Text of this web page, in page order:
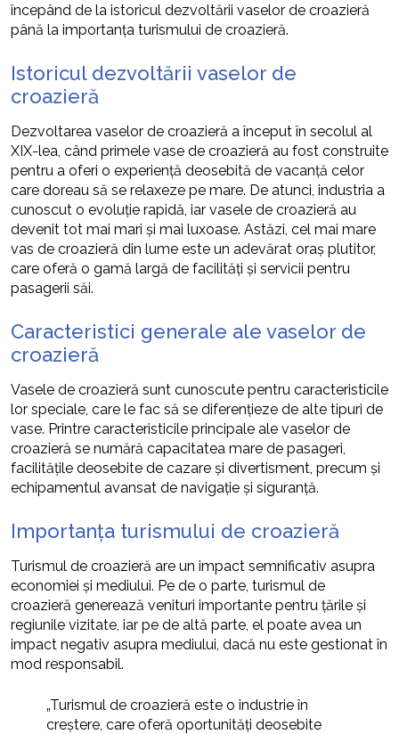
începând de la istoricul dezvoltării vaselor de croazieră
până la importanța turismului de croazieră.
Istoricul dezvoltării vaselor de
croazieră
Dezvoltarea vaselor de croazieră a început în secolul al
XIX-lea, când primele vase de croazieră au fost construite
pentru a oferi o experiență deosebită de vacanță celor
care doreau să se relaxeze pe mare. De atunci, industria a
cunoscut o evoluție rapidă, iar vasele de croazieră au
devenit tot mai mari și mai luxoase. Astăzi, cel mai mare
vas de croazieră din lume este un adevărat oraș plutitor,
care oferă o gamă largă de facilități și servicii pentru
pasagerii săi.
Caracteristici generale ale vaselor de
croazieră
Vasele de croazieră sunt cunoscute pentru caracteristicile
lor speciale, care le fac să se diferențieze de alte tipuri de
vase. Printre caracteristicile principale ale vaselor de
croazieră se numără capacitatea mare de pasageri,
facilitățile deosebite de cazare și divertisment, precum și
echipamentul avansat de navigație și siguranță.
Importanța turismului de croazieră
Turismul de croazieră are un impact semnificativ asupra
economiei și mediului. Pe de o parte, turismul de
croazieră generează venituri importante pentru țările și
regiunile vizitate, iar pe de altă parte, el poate avea un
impact negativ asupra mediului, dacă nu este gestionat în
mod responsabil.
„Turismul de croazieră este o industrie în
creștere, care oferă oportunități deosebite